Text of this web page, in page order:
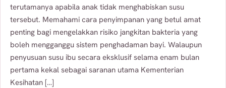
terutamanya apabila anak tidak menghabiskan susu
tersebut. Memahami cara penyimpanan yang betul amat
penting bagi mengelakkan risiko jangkitan bakteria yang
boleh mengganggu sistem penghadaman bayi. Walaupun
penyusuan susu ibu secara eksklusif selama enam bulan
pertama kekal sebagai saranan utama Kementerian
Kesihatan […]